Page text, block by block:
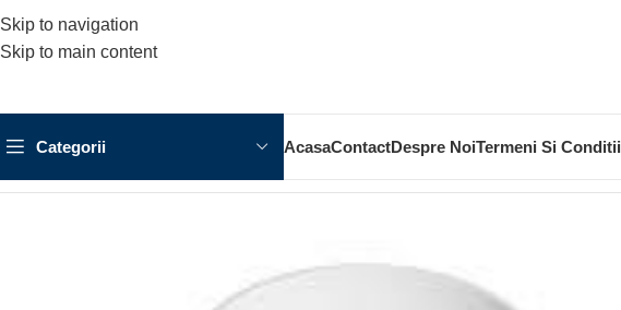
Skip to navigation
Skip to main content
Categorii AcasaContactDespre NoiTermeni Si Conditii